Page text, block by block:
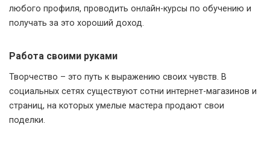
любого профиля, проводить онлайн-курсы по обучению и
получать за это хороший доход.
Работа своими руками
Творчество – это путь к выражению своих чувств. В
социальных сетях существуют сотни интернет-магазинов и
страниц, на которых умелые мастера продают свои
поделки.